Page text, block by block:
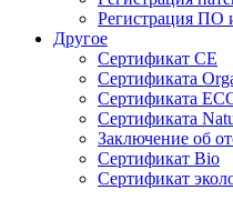
Регистрация ПО
Другое
Сертификат СЕ
Сертификата
Сертификата
Сертификата
Заключение об
Сертификат Bio
Сертификат